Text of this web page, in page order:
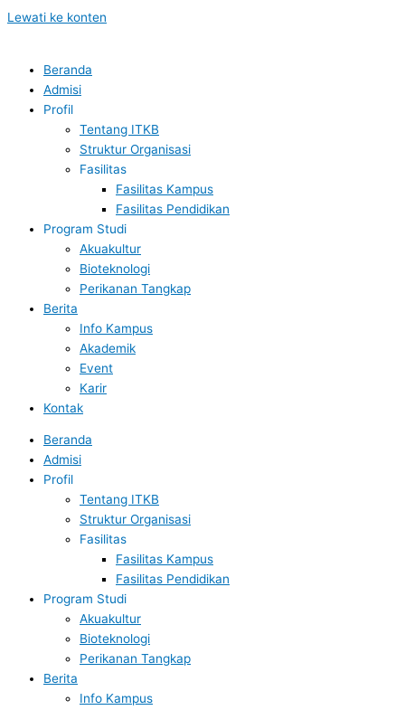
Lewati ke konten
Beranda
Admisi
Profil
Tentang ITKB
Struktur Organisasi
Fasilitas
Fasilitas Kampus
Fasilitas Pendidikan
Program Studi
Akuakultur
Bioteknologi
Perikanan Tangkap
Berita
Info Kampus
Akademik
Event
Karir
Kontak
Beranda
Admisi
Profil
Tentang ITKB
Struktur Organisasi
Fasilitas
Fasilitas Kampus
Fasilitas Pendidikan
Program Studi
Akuakultur
Bioteknologi
Perikanan Tangkap
Berita
Info Kampus